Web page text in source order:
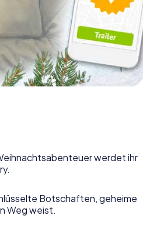
werdet ihr
Botschaften, geheime
Weg weist.